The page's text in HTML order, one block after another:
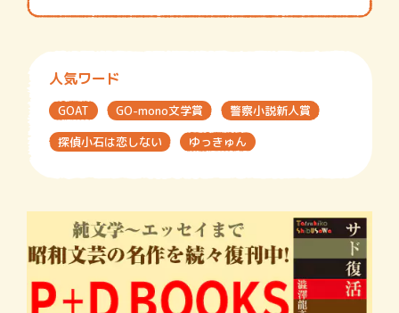
人気ワード
GOAT GO-mono文学賞
警察小説新人賞
探偵小石は恋しない
ゆっきゅん